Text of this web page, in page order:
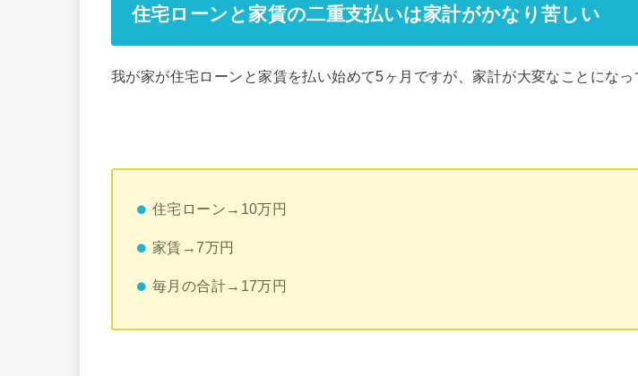
住宅ローンと家賃の二重支払いは家計がかなり苦しい
我が家が住宅ローンと家賃を払い始めて5ヶ月ですが、家計が大変なことになっ
住宅ローン→10万円
家賃→7万円
毎月の合計→17万円